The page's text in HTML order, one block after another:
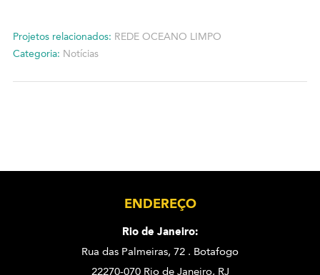
Projetos relacionados: REDE OCEANO LIMPO
Categoria: Notícias
ENDEREÇO
Rio de Janeiro:
Rua das Palmeiras, 72 . Botafogo
22270-070 Rio de Janeiro, RJ